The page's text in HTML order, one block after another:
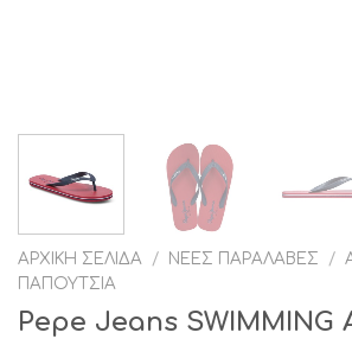
ΑΡΧΙΚΉ ΣΕΛΊΔΑ / ΝΈΕΣ ΠΑΡΑΛΑΒΈΣ /
ΠΑΠΟΎΤΣΙΑ
Pepe Jeans SWIMMING